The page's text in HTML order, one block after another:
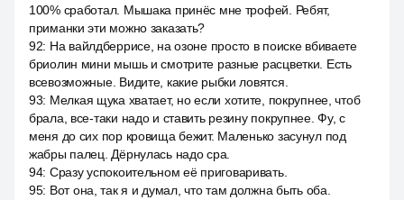
100% сработал. Мышака принёс мне трофей. Ребят,
приманки эти можно заказать?
92: На вайлдберрисе, на озоне просто в поиске вбиваете
бриолин мини мышь и смотрите разные расцветки. Есть
всевозможные. Видите, какие рыбки ловятся.
93: Мелкая щука хватает, но если хотите, покрупнее, чтоб
брала, все-таки надо и ставить резину покрупнее. Фу, с
меня до сих пор кровища бежит. Маленько засунул под
жабры палец. Дёрнулась надо сра.
94: Сразу успокоительном её приговаривать.
95: Вот она, так я и думал, что там должна быть оба.